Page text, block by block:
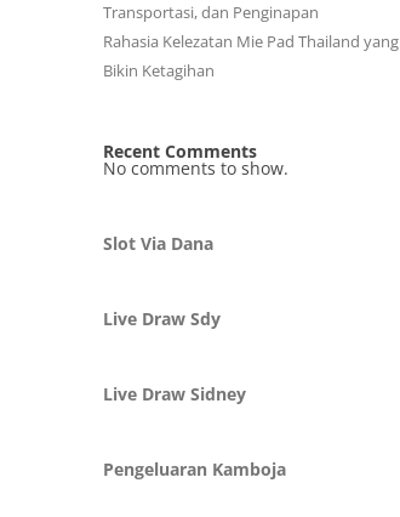
Transportasi, dan Penginapan
Rahasia Kelezatan Mie Pad Thailand yang
Bikin Ketagihan
Recent Comments
No comments to show.
Slot Via Dana
Live Draw Sdy
Live Draw Sidney
Pengeluaran Kamboja